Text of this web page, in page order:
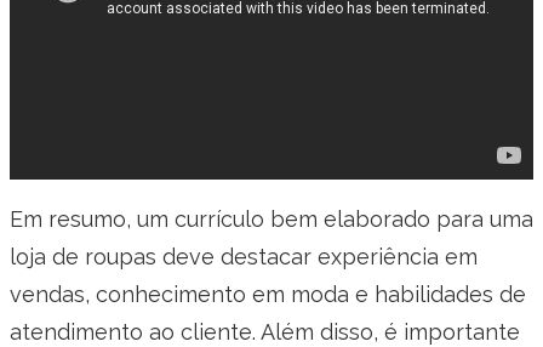
Em resumo, um currículo bem elaborado para uma
loja de roupas deve destacar experiência em
vendas, conhecimento em moda e habilidades de
atendimento ao cliente. Além disso, é importante